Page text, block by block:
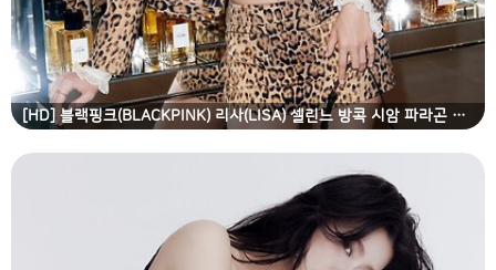
[HD] 블랙핑크(BLACKPINK) 리사(LISA) 셀린느 방콕 시암 파라곤 매장 오픈 행사 고화질 화보